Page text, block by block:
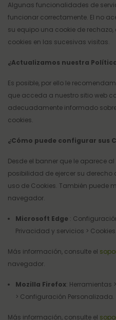
Algunas funcionalidades de
funcionar correctamente. El no
su equipo una cookie de
cookies en las sucesivas visitas.
¿Actualizamos nuestra
Es posible, por ello le
que acceda a nuestro sitio web
adecuadamente informado
cookies.
¿Cómo puede configurar sus
Desde el banner que le aparece
posibilidad de ejercer su derecho
uso de Cookies. También puede
navegador.
Microsoft Edge :
Privacidad y servicios > Cookies.
Más información, consulte el
navegador.
Mozilla Firefox: Herramientas
> Configuración Personalizada.
Más información, consulte el